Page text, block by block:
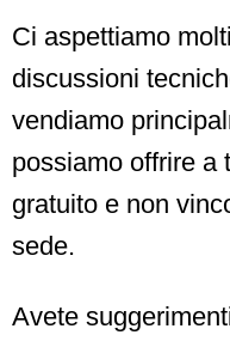
Ci aspettiamo
discussioni
vendiamo
possiamo offrire a
gratuito e non
sede.
Avete